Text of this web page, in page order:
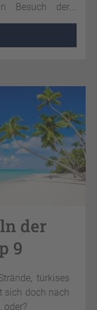
Besuch der
verschiedene
Mix aus
und
Besucher
werden!
der
9
türkises
sich doch nach
oder?